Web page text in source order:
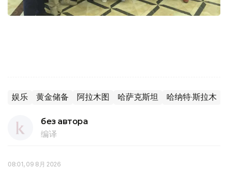
娱乐 黄金储备 阿拉木图 哈萨克斯坦 哈纳特·斯拉木
без автора
编译
08:01, 09 8月 2026